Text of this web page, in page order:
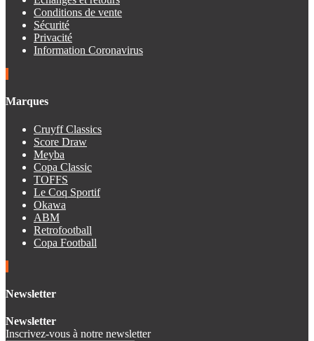
Conditions de vente
Sécurité
Privacité
Information Coronavirus
Marques
Cruyff Classics
Score Draw
Meyba
Copa Classic
TOFFS
Le Coq Sportif
Okawa
ABM
Retrofootball
Copa Football
Newsletter
Newsletter
Inscrivez-vous à notre newsletter